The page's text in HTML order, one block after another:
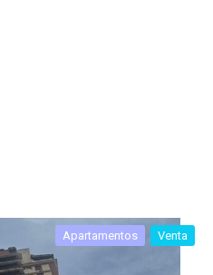
Apartamentos Venta